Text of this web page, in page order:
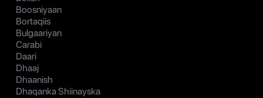
Boosniyaan
Bortaqiis
Bulgaariyan
Carabi
Daari
Dhaaj
Dhaanish
Dhaqanka Shiinayska